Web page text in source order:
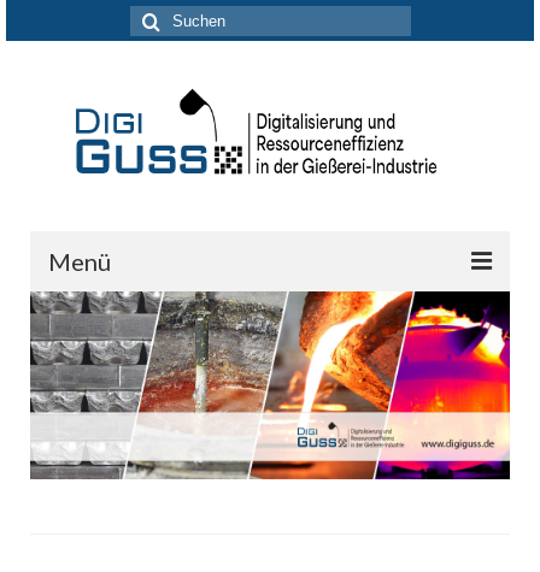
Suchen
Menü
DigiGuss-Netzwerk
Aktuelles
Forschung & Entwicklung
Partner